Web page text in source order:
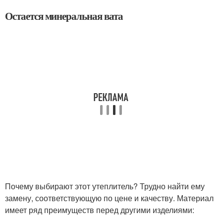
Остается минеральная вата
Почему выбирают этот утеплитель? Трудно найти ему
замену, соответствующую по цене и качеству. Материал
имеет ряд преимуществ перед другими изделиями: